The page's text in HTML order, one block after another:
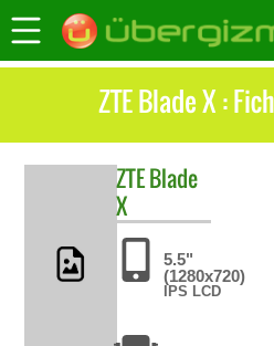
ZTE Blade X :
ZTEBlade
X
5.5"
(1280x720)
IPS LCD